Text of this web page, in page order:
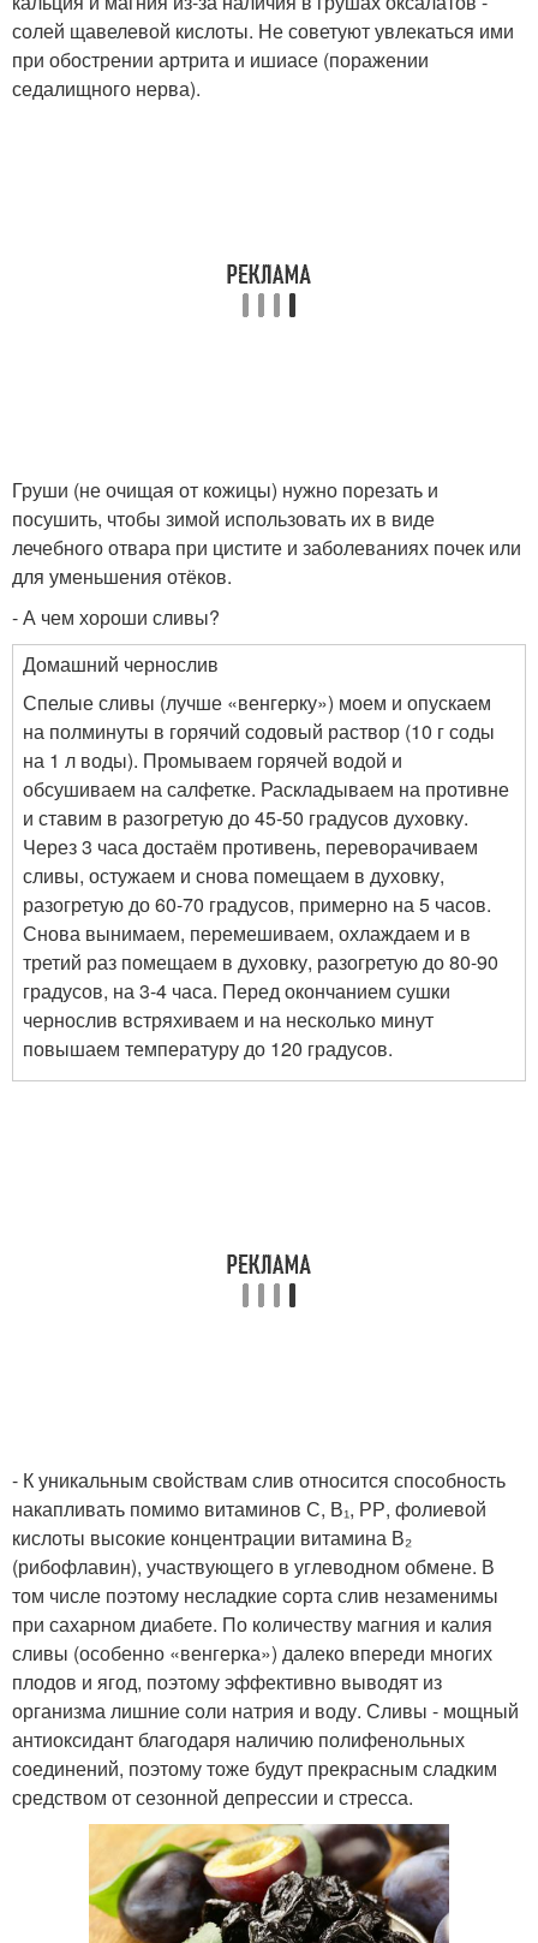
солей щавелевой кислоты. Не советуют увлекаться ими
при обострении артрита и ишиасе (поражении
седалищного нер­ва).
Груши (не очищая от кожицы) нужно порезать и
посушить, чтобы зимой использовать их в виде
лечебного отвара при цистите и заболеваниях почек или
для уменьшения отёков.
- А чем хороши сливы?
Домашний чернослив
Спелые сливы (лучше «венгерку») моем и опускаем
на полминуты в горячий содовый раствор (10 г соды
на 1 л воды). Промываем горячей водой и
обсушиваем на салфетке. Раскладываем на противне
и ставим в разогретую до 45-50 градусов духовку.
Через 3 часа достаём противень, переворачиваем
сливы, остужаем и снова помещаем в духовку,
разогретую до 60-70 градусов, примерно на 5 часов.
Снова вынимаем, перемешиваем, охлаждаем и в
третий раз помещаем в духовку, разогретую до 80-90
градусов, на 3-4 часа. Перед окончанием сушки
чернослив встряхиваем и на несколько минут
повышаем температуру до 120 градусов.
- К уникальным свойствам слив относится способность
накапливать помимо витаминов С, В₁, РР, фолиевой
кислоты высокие концентрации витамина В₂
(рибофлавин), участ­вующего в углеводном обмене. В
том числе поэтому несладкие сорта слив незаменимы
при сахарном диабете. По количеству магния и калия
сливы (особенно «венгерка») далеко впереди многих
плодов и ягод, поэтому эффективно выводят из
организма лишние соли натрия и воду. Сливы - мощный
антиоксидант благодаря наличию полифенольных
соединений, поэтому тоже будут прекрасным сладким
средством от сезонной депрессии и стресса.